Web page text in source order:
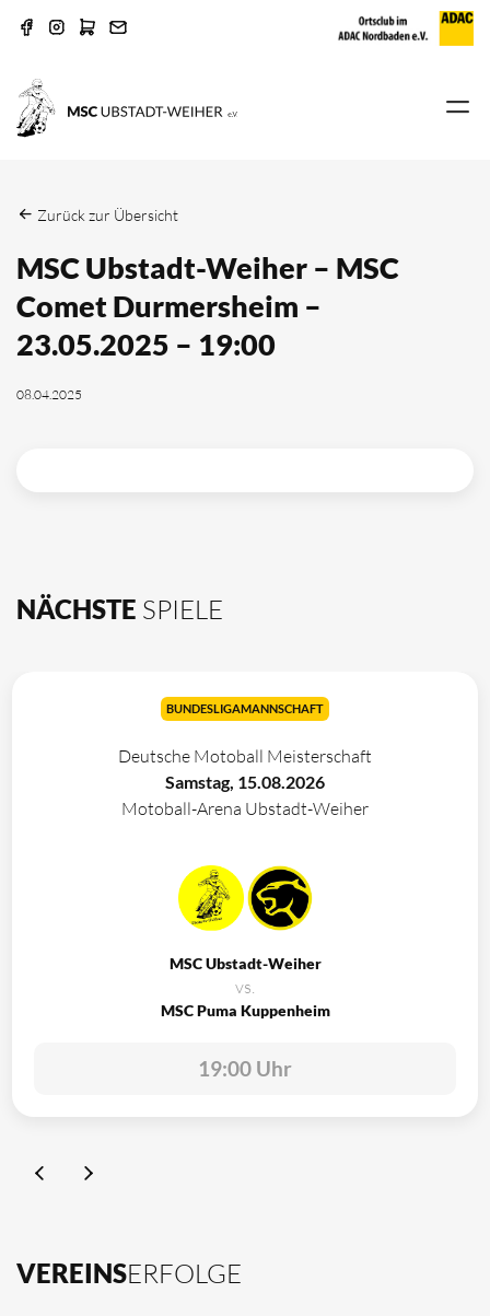
Zurück zur Übersicht
MSC Ubstadt-Weiher – MSC
Comet Durmersheim –
23.05.2025 – 19:00
08.04.2025
NÄCHSTE SPIELE
BUNDESLIGAMANNSCHAFT
Deutsche Motoball Meisterschaft
Samstag, 15.08.2026
Motoball-Arena Ubstadt-Weiher
MSC Ubstadt-Weiher
vs.
MSC Puma Kuppenheim
19:00 Uhr
VEREINSERFOLGE